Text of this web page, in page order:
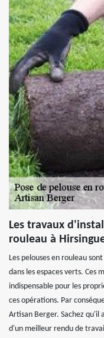
Les travaux
rouleau à
Les pelouses en rouleau
dans les espaces verts. Ces
indispensable pour les
ces opérations. Par
Artisan Berger. Sachez qu'il
d'un meilleur rendu de